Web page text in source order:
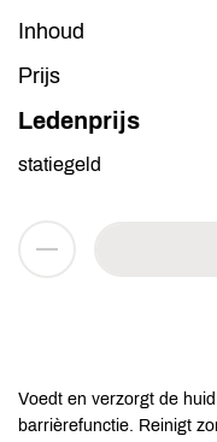
Inhoud
Prijs
Ledenprijs
statiegeld
Voedt en verzorgt de
barrièrefunctie. Reinigt